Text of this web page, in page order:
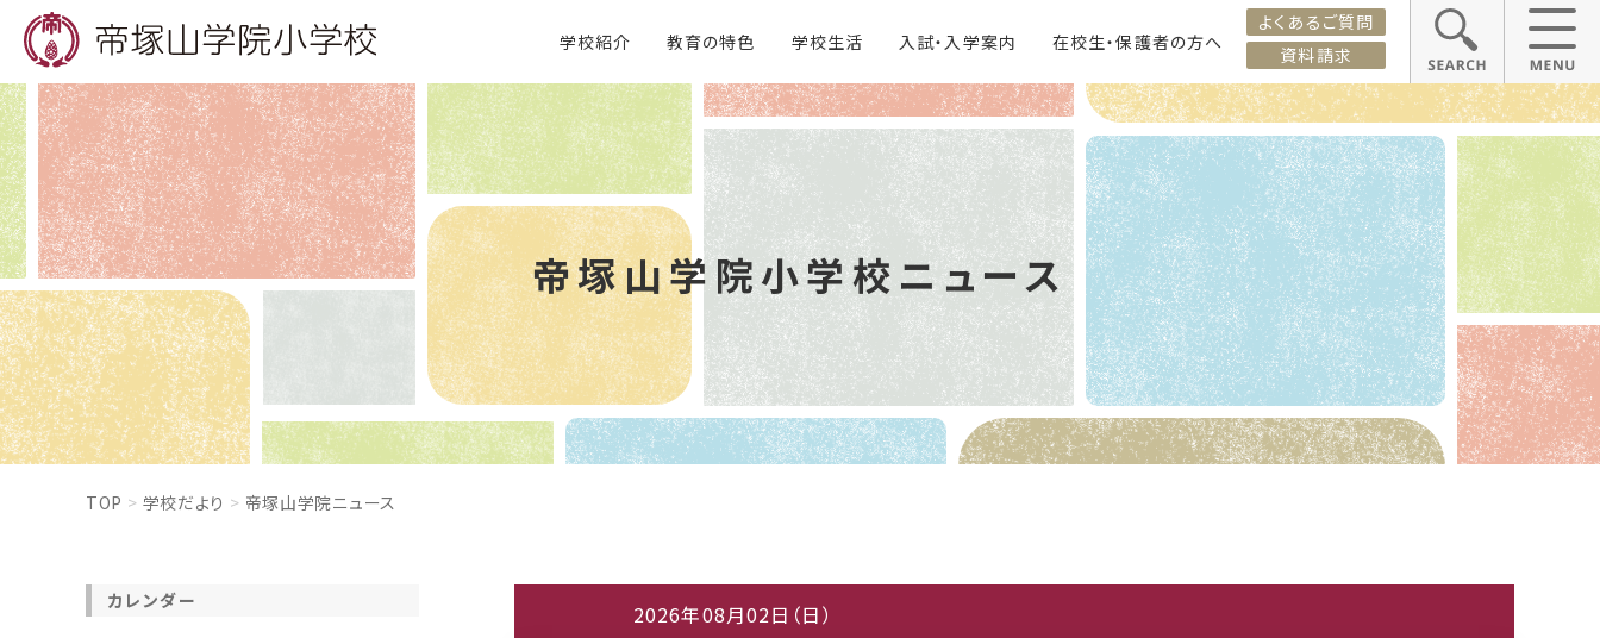
学校紹介 教育の特色 学校生活 入試・入学案内 在校生・保護者の方へ
よくあるご質問
資料請求
帝塚山学院小学校ニュース
TOP 学校だより 帝塚山学院ニュース
2026年08月02日（日）
カレンダー